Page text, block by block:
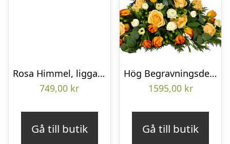
Rosa Himmel, liggande bukett
749,00 kr
Gå till butik
Hög Begravningsdekoration
1595,00 kr
Gå till butik